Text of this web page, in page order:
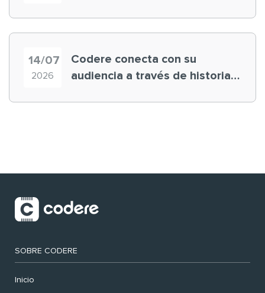
14/07
2026
Codere conecta con su
audiencia a través de historias
SOBRE CODERE
Inicio